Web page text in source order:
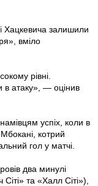
Хацкевича залишили
вміло
рівні.
в атаку», — оцінив
успіх, коли в
котрий
гол у матчі.
два минулі
та «Халл Сіті»),